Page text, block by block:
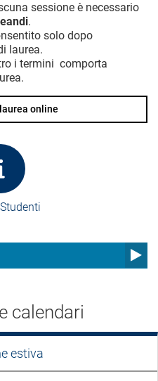
sessione è necessario
.
solo dopo
laurea.
i termini comporta
online
calendari
estiva